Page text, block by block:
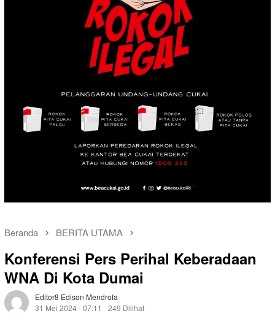
Beranda BERITA UTAMA
Konferensi Pers Perihal Keberadaan
WNA Di Kota Dumai
Editor8 Edison Mendrofa
31 Mei 2024 - 07:11
249 Dilihat